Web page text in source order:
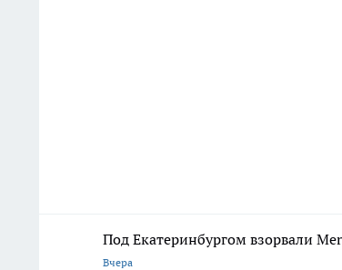
Под Екатеринбургом взорвали
Вчера